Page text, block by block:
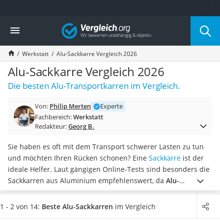
Die beliebtesten Vergleiche nach Kategorie
Baumarkt
Tresor feuerfest
Makita-Akku-Rasenmäher
Kappsäge
Smartes Türschloss
Akku-Rasentrimmer
Split-Klimaanlage 2 Innengeräte
Pelletofen
Tiefbrunnenpumpe
Fliesenschneider
Hochdruckreiniger
Doppelschleifer
Überwachungskamera
Benzinrasenmäher mit Elektrostart
Vergleich
Werkstatt Alu-Sackkarre Vergleich 2026
Alu-Sackkarre Vergleich 2026
Die besten Alu-Transportkarren im Vergleich.
Von: Philip Merten
Experte
Fachbereich:Werkstatt
Redakteur:Georg B.
Sie haben es oft mit dem Transport schwerer Lasten zu tun
und möchten Ihren Rücken schonen? Eine Sackkarre ist der
ideale Helfer. Laut gängigen Online-Tests sind besonders die
Sackkarren aus Aluminium empfehlenswert, da Alu-
Sackkarren besonders leicht und dennoch stabilsind.
Wählen Sie jetzt aus unserer Vergleichstabelle
1 - 2 von 14: Beste Alu-Sackkarren im Vergleich